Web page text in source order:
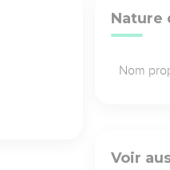
Nature
Nom
Voir